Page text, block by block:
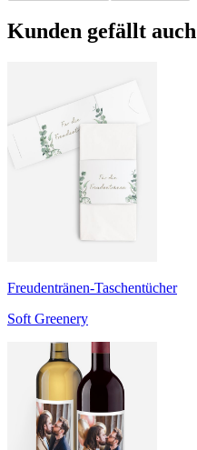
Kunden gefällt auch
Freudentränen-Taschentücher
Soft Greenery